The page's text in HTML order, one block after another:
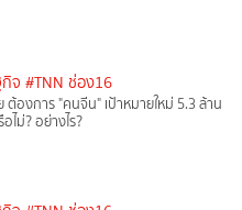
จ #TNN ช่อง16
ต้องการ "คนจีน" เป้าหมายใหม่ 5.3 ล้าน
ไม่? อย่างไร?